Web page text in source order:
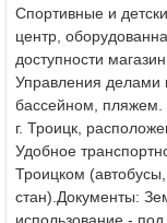
Спортивные и
центр,
доступности
Управления делами
бассейном, пляжем.
г. Троицк,
Удобное
Троицком
стан). Документы:
использование -